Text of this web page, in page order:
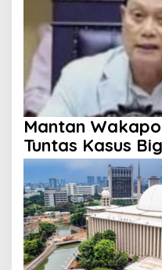
Mantan
Tuntas Kasus
Bawah Umur